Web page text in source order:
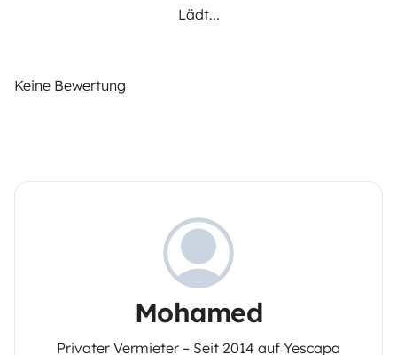
Lädt...
Keine Bewertung
Mohamed
Privater Vermieter – Seit 2014 auf Yescapa